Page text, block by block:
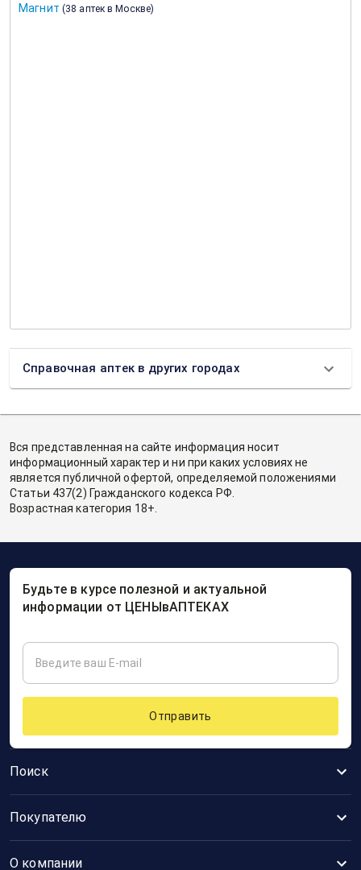
Магнит (38 аптек в Москве)
Справочная аптек в других городах
Вся представленная на сайте информация носит
информационный характер и ни при каких условиях не
является публичной офертой, определяемой положениями
Статьи 437(2) Гражданского кодекса РФ.
Возрастная категория 18+.
Поиск
Покупателю
О компании
Будьте в курсе полезной и актуальной
информации от ЦЕНЫвАПТЕКАХ
Отправить